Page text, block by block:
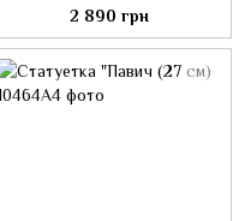
2 890 грн